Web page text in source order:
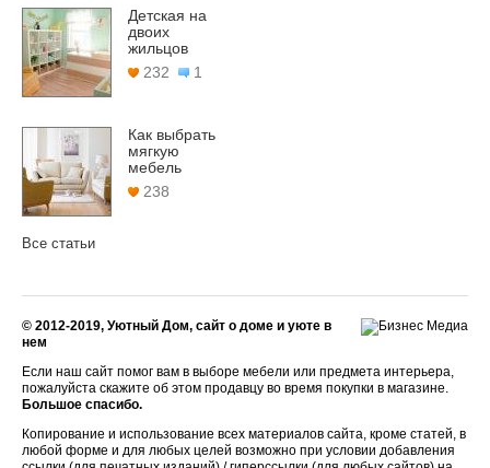
Детская на
двоих
жильцов
232
1
Как выбрать
мягкую
мебель
238
Все статьи
© 2012-2019, Уютный Дом, сайт о доме и уюте в
нем
Если наш сайт помог вам в выборе мебели или предмета интерьера,
пожалуйста скажите об этом продавцу во время покупки в магазине.
Большое спасибо.
Копирование и использование всех материалов сайта, кроме статей, в
любой форме и для любых целей возможно при условии добавления